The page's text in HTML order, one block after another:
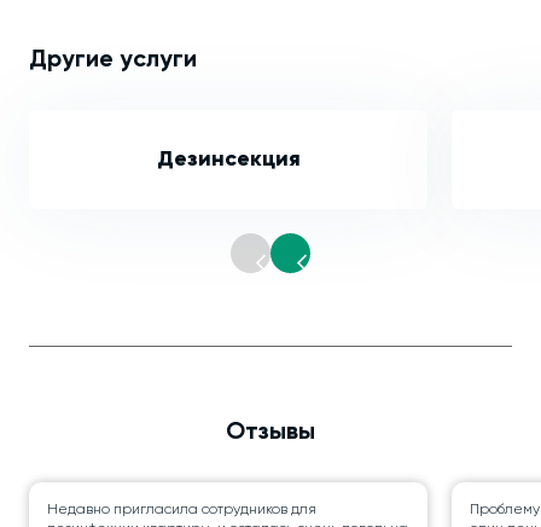
Другие услуги
Дезинсекция
Отзывы
Недавно пригласила сотрудников для